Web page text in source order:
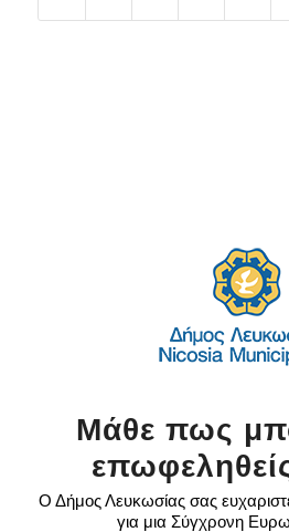
Μάθε πως
Ο Δήμος Λευκωσίας σας
για μια Σύγχρονη